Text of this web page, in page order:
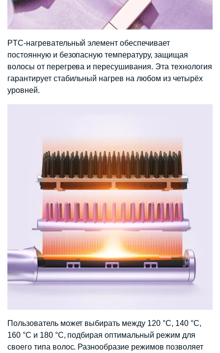
PTC-нагревательный элемент обеспечивает
постоянную и безопасную температуру, защищая
волосы от перегрева и пересушивания. Эта технология
гарантирует стабильный нагрев на любом из четырёх
уровней.
Пользователь может выбирать между 120 °C, 140 °C,
160 °C и 180 °C, подбирая оптимальный режим для
своего типа волос. Разнообразие режимов позволяет